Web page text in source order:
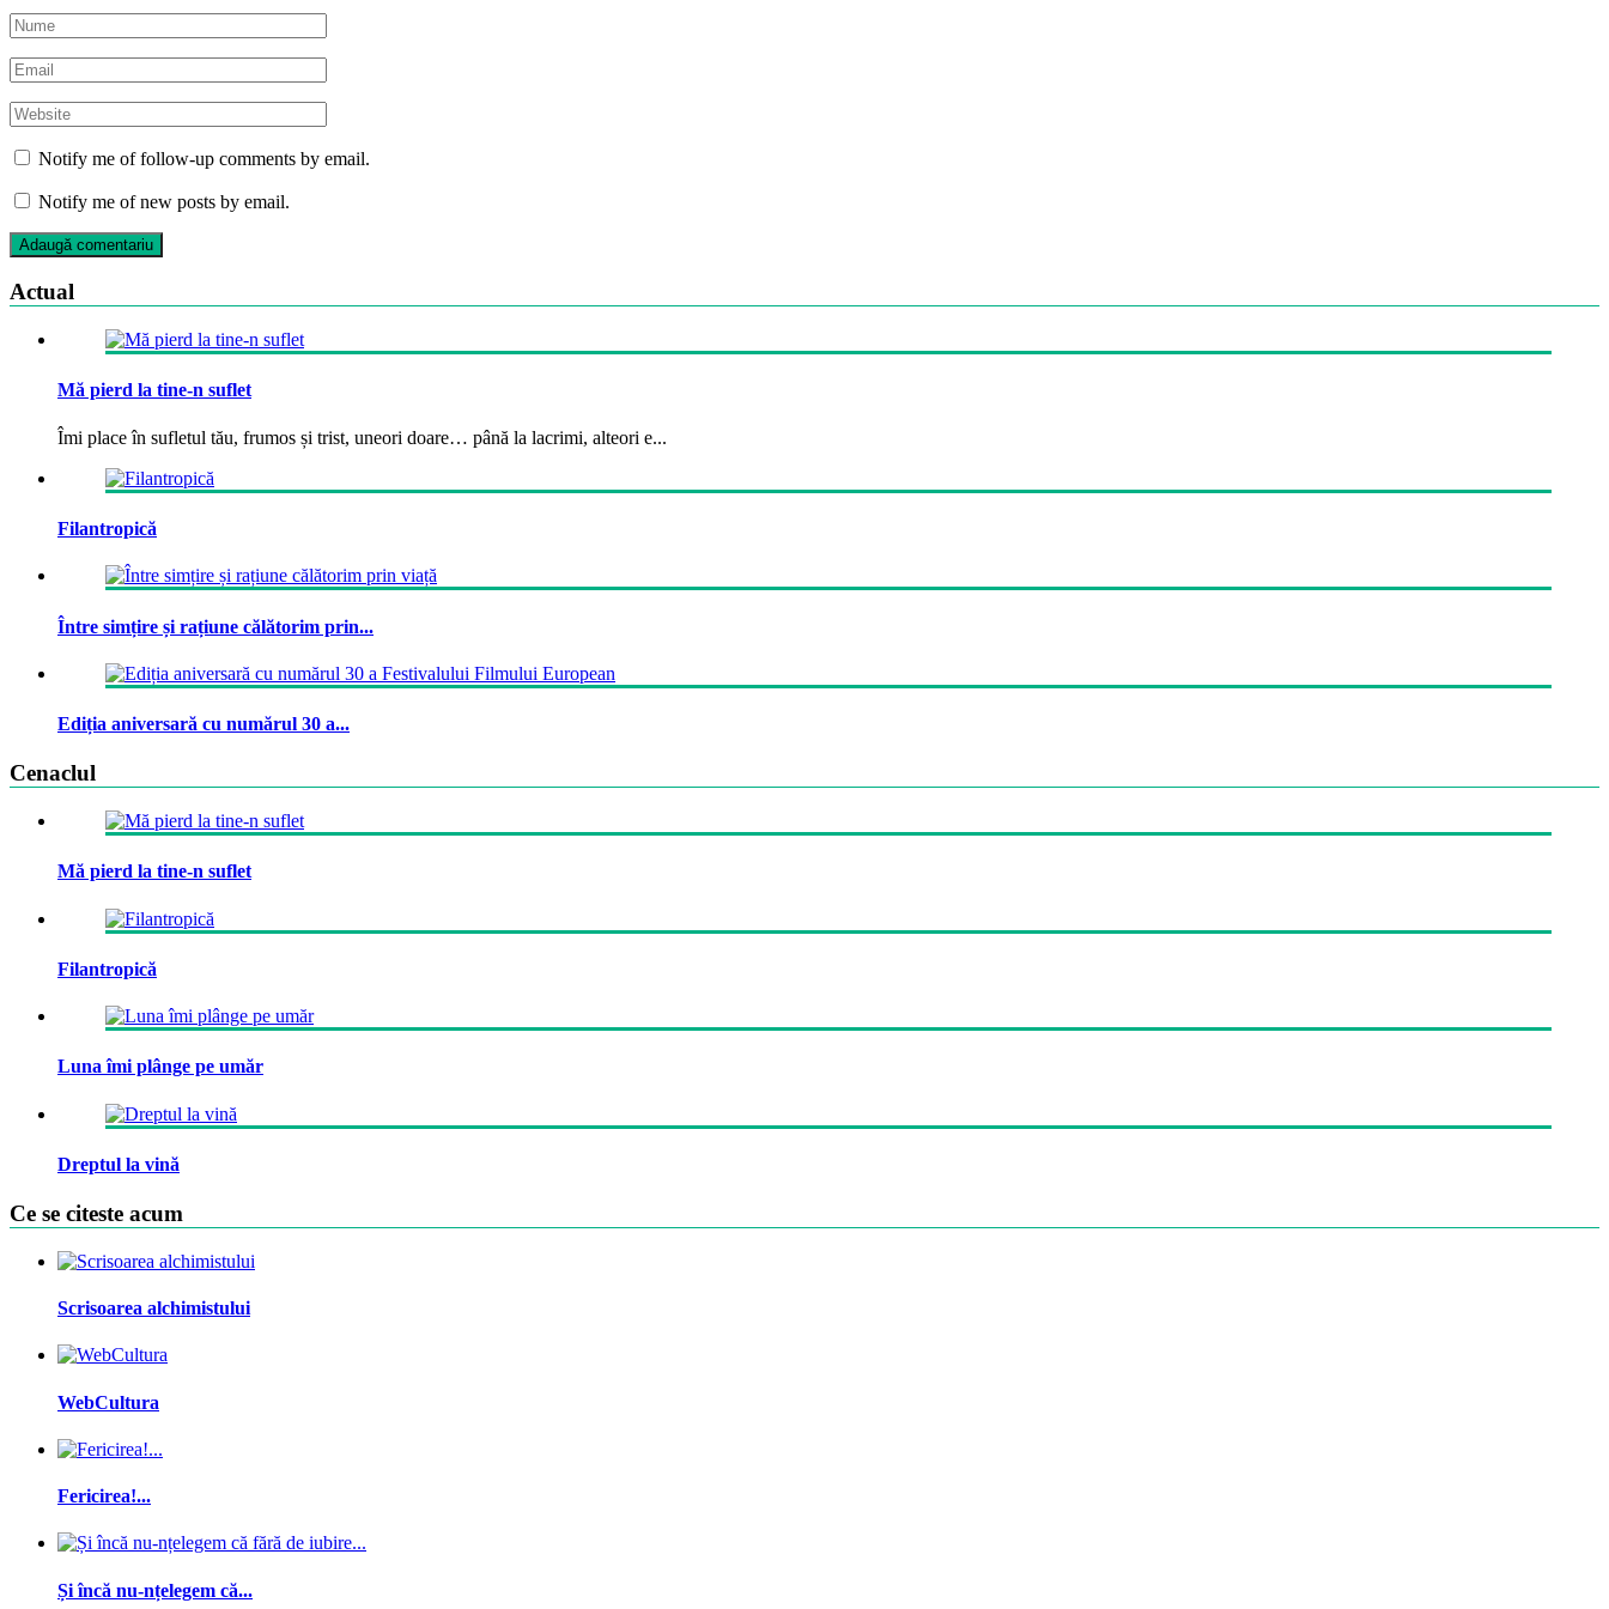
Notify me of follow-up comments by email.
Notify me of new posts by email.
Actual
Mă pierd la tine-n suflet
Îmi place în sufletul tău, frumos și trist, uneori doare… până la lacrimi, alteori e...
Filantropică
Între simțire și rațiune călătorim prin...
Ediția aniversară cu numărul 30 a...
Cenaclul
Mă pierd la tine-n suflet
Filantropică
Luna îmi plânge pe umăr
Dreptul la vină
Ce se citeste acum
Scrisoarea alchimistului
WebCultura
Fericirea!...
Și încă nu-nțelegem că...